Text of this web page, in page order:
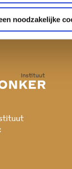
noodzakelijke